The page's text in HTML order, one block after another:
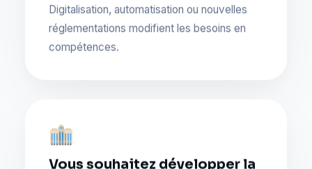
Digitalisation, automatisation ou nouvelles
réglementations modifient les besoins en
compétences.
Vous souhaitez développer la